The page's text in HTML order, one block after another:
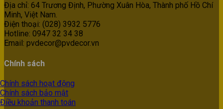
Địa chỉ: 64 Trương Định, Phường Xuân Hòa, Thành phố Hồ Chí
Minh, Việt Nam.
Điện thoại: (028) 3932 5776
Hotline: 0947 32 34 38
Email: pvdecor@pvdecor.vn
Chính sách
Chính sách hoạt động
Chính sách bảo mật
Điều khoản thanh toán